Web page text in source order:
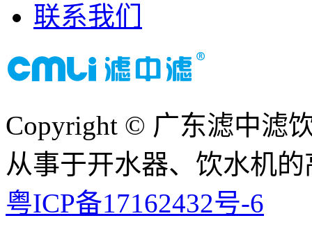
联系我们
Copyright © 广东滤中滤
从事于开水器、饮水机
粤ICP备17162432号-6